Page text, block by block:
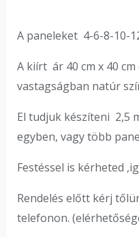
A paneleket 4-6-8-10-
A kiírt ár 40 cm x 40
vastagságban natúr
El tudjuk készíteni 2,5
egyben, vagy több
Festéssel is kérheted
Rendelés előtt kérj
telefonon.